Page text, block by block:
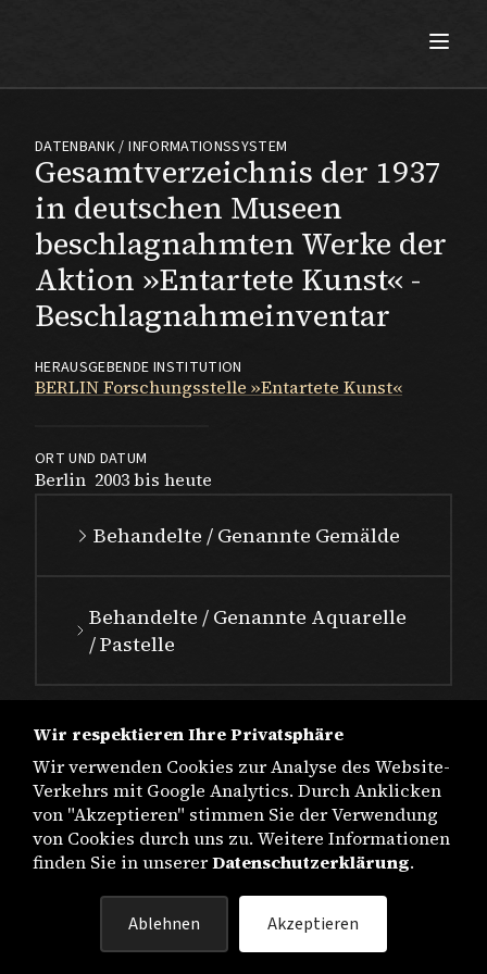
Gesamtverzeichnis der 1937
in deutschen Museen
beschlagnahmten Werke der
Aktion »Entartete Kunst« -
Beschlagnahmeinventar
DATENBANK / INFORMATIONSSYSTEM
HERAUSGEBENDE INSTITUTION
BERLIN Forschungsstelle »Entartete Kunst«
ORT UND DATUM
Berlin 2003 bis heute
Behandelte / Genannte Gemälde
Behandelte / Genannte Aquarelle
/ Pastelle
DATENSCHUTZ
Wir respektieren Ihre Privatsphäre
Wir verwenden Cookies zur Analyse des Website-
Verkehrs mit Google Analytics. Durch Anklicken
von "Akzeptieren" stimmen Sie der Verwendung
von Cookies durch uns zu. Weitere Informationen
finden Sie in unsererDatenschutzerklärung.
Ablehnen Akzeptieren